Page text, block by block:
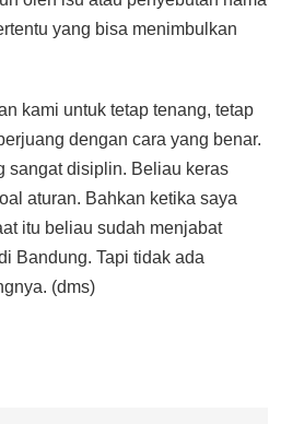
yang bisa menimbulkan
kami untuk tetap tenang, tetap
dengan cara yang benar.
sangat disiplin. Beliau keras
aturan. Bahkan ketika saya
itu beliau sudah menjabat
Bandung. Tapi tidak ada
(dms)